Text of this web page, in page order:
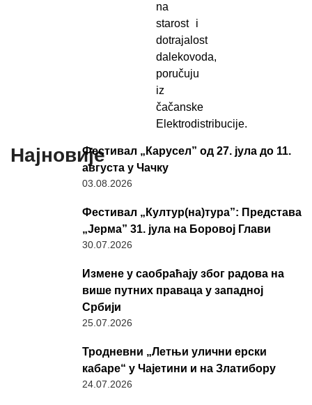
na
starost i
dotrajalost
dalekovoda,
poručuju
iz
čačanske
Elektrodistribucije.
НајновијеФестивал „Карусел” од 27. јула до 11.
августа у Чачку
03.08.2026
Фестивал „Култур(на)тура”: Представа
„Јерма” 31. јула на Боровој Глави
30.07.2026
Измене у саобраћају због радова на
више путних праваца у западној
Србији
25.07.2026
Тродневни „Летњи улични ерски
кабаре“ у Чајетини и на Златибору
24.07.2026